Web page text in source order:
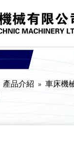
產品介紹
車床機